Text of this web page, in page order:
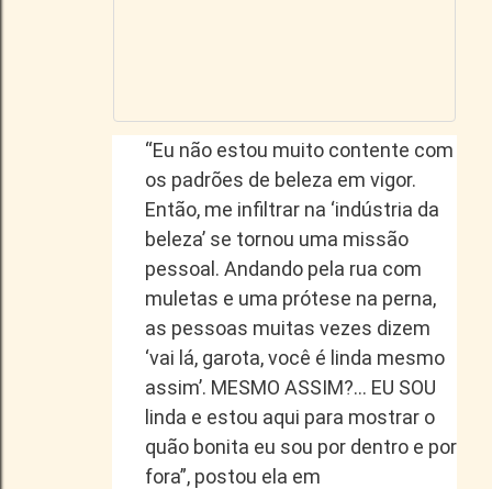
“Eu não estou muito contente com
os padrões de beleza em vigor.
Então, me infiltrar na ‘indústria da
beleza’ se tornou uma missão
pessoal. Andando pela rua com
muletas e uma prótese na perna,
as pessoas muitas vezes dizem
‘vai lá, garota, você é linda mesmo
assim’. MESMO ASSIM?… EU SOU
linda e estou aqui para mostrar o
quão bonita eu sou por dentro e por
fora”, postou ela em